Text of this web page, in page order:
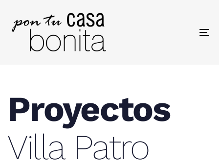
Proyectos
Villa Patro